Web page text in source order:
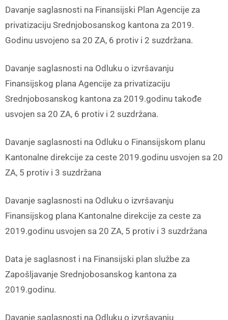
Davanje saglasnosti na Finansijski Plan Agencije za
privatizaciju Srednjobosanskog kantona za 2019.
Godinu usvojeno sa 20 ZA, 6 protiv i 2 suzdržana.
Davanje saglasnosti na Odluku o izvršavanju
Finansijskog plana Agencije za privatizaciju
Srednjobosanskog kantona za 2019.godinu takođe
usvojen sa 20 ZA, 6 protiv i 2 suzdržana.
Davanje saglasnosti na Odluku o Finansijskom planu
Kantonalne direkcije za ceste 2019.godinu usvojen sa 20
ZA, 5 protiv i 3 suzdržana
Davanje saglasnosti na Odluku o izvršavanju
Finansijskog plana Kantonalne direkcije za ceste za
2019.godinu usvojen sa 20 ZA, 5 protiv i 3 suzdržana
Data je saglasnost i na Finansijski plan službe za
Zapošljavanje Srednjobosanskog kantona za
2019.godinu.
Davanje saglasnosti na Odluku o izvršavanju